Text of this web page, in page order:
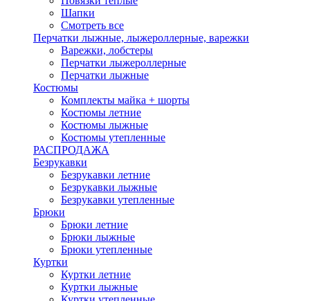
Шапки
Смотреть все
Перчатки лыжные, лыжероллерные, варежки
Варежки, лобстеры
Перчатки лыжероллерные
Перчатки лыжные
Костюмы
Комплекты майка + шорты
Костюмы летние
Костюмы лыжные
Костюмы утепленные
РАСПРОДАЖА
Безрукавки
Безрукавки летние
Безрукавки лыжные
Безрукавки утепленные
Брюки
Брюки летние
Брюки лыжные
Брюки утепленные
Куртки
Куртки летние
Куртки лыжные